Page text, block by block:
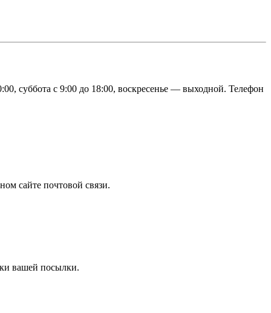
суббота с 9:00 до 18:00, воскресенье — выходной. Телефон
сайте почтовой связи.
вашей посылки.